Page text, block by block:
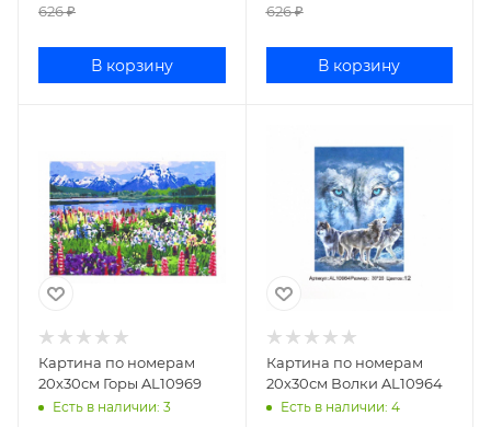
626₽
В корзину
626₽
В корзину
Картина по номерам
20х30см Горы AL10969
Есть в наличии: 3
Картина по номерам
20х30см Волки AL10964
Есть в наличии: 4